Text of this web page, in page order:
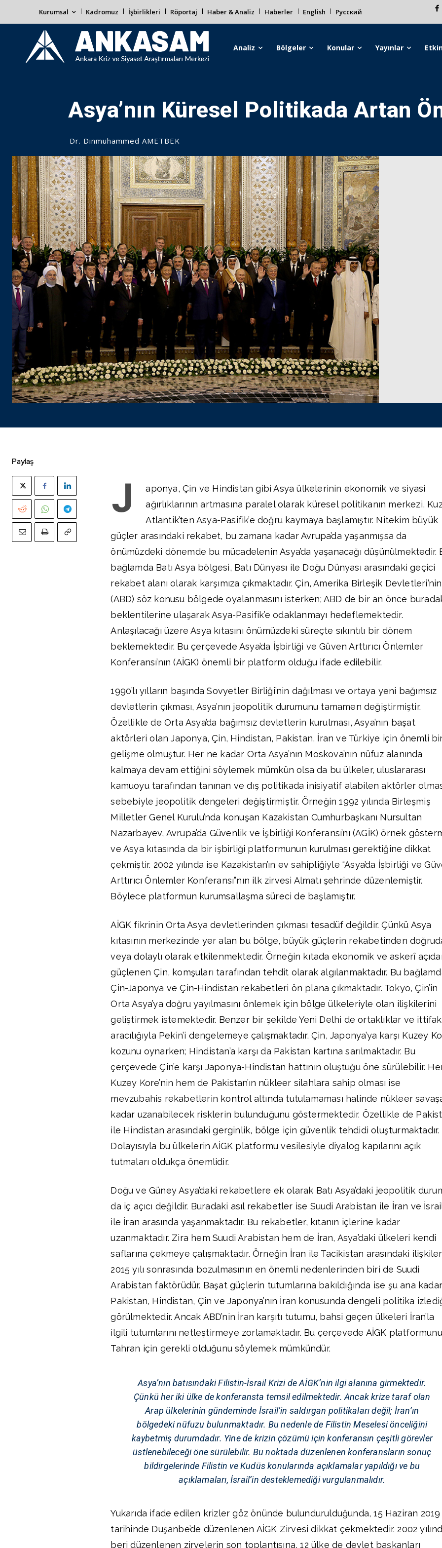
Kurumsal Kadromuz İşbirlikleri Röportaj Haber & Analiz Haberler English Русский
Analiz Bölgeler Konular Yayınlar
Asya’nın Küresel Politikada Artan
Dr. Dinmuhammed AMETBEK
Paylaş
J
aponya, Çin ve Hindistan gibi Asya ülkelerinin ekonomik ve siyasi
ağırlıklarının artmasına paralel olarak küresel politikanın merkezi,
Atlantik’ten Asya-Pasifik’e doğru kaymaya başlamıştır. Nitekim büyük
güçler arasındaki rekabet, bu zamana kadar Avrupa’da yaşanmışsa da
önümüzdeki dönemde bu mücadelenin Asya’da yaşanacağı düşünülmektedir.
bağlamda Batı Asya bölgesi, Batı Dünyası ile Doğu Dünyası arasındaki geçici
rekabet alanı olarak karşımıza çıkmaktadır. Çin, Amerika Birleşik Devletleri’nin
(ABD) söz konusu bölgede oyalanmasını isterken; ABD de bir an önce
beklentilerine ulaşarak Asya-Pasifik’e odaklanmayı hedeflemektedir.
Anlaşılacağı üzere Asya kıtasını önümüzdeki süreçte sıkıntılı bir dönem
beklemektedir. Bu çerçevede Asya’da İşbirliği ve Güven Arttırıcı Önlemler
Konferansı’nın (AİGK) önemli bir platform olduğu ifade edilebilir.
1990’lı yılların başında Sovyetler Birliği’nin dağılması ve ortaya yeni bağımsız
devletlerin çıkması, Asya’nın jeopolitik durumunu tamamen değiştirmiştir.
Özellikle de Orta Asya’da bağımsız devletlerin kurulması, Asya’nın başat
aktörleri olan Japonya, Çin, Hindistan, Pakistan, İran ve Türkiye için önemli
gelişme olmuştur. Her ne kadar Orta Asya’nın Moskova’nın nüfuz alanında
kalmaya devam ettiğini söylemek mümkün olsa da bu ülkeler, uluslararası
kamuoyu tarafından tanınan ve dış politikada inisiyatif alabilen aktörler
sebebiyle jeopolitik dengeleri değiştirmiştir. Örneğin 1992 yılında Birleşmiş
Milletler Genel Kurulu’nda konuşan Kazakistan Cumhurbaşkanı Nursultan
Nazarbayev, Avrupa’da Güvenlik ve İşbirliği Konferansı’nı (AGİK) örnek
ve Asya kıtasında da bir işbirliği platformunun kurulması gerektiğine dikkat
çekmiştir. 2002 yılında ise Kazakistan’ın ev sahipliğiyle “Asya’da İşbirliği ve
Arttırıcı Önlemler Konferansı”nın ilk zirvesi Almatı şehrinde düzenlemiştir.
Böylece platformun kurumsallaşma süreci de başlamıştır.
AİGK fikrinin Orta Asya devletlerinden çıkması tesadüf değildir. Çünkü Asya
kıtasının merkezinde yer alan bu bölge, büyük güçlerin rekabetinden
veya dolaylı olarak etkilenmektedir. Örneğin kıtada ekonomik ve askerî
güçlenen Çin, komşuları tarafından tehdit olarak algılanmaktadır. Bu
Çin-Japonya ve Çin-Hindistan rekabetleri ön plana çıkmaktadır. Tokyo, Çin’in
Orta Asya’ya doğru yayılmasını önlemek için bölge ülkeleriyle olan ilişkilerini
geliştirmek istemektedir. Benzer bir şekilde Yeni Delhi de ortaklıklar ve
aracılığıyla Pekin’i dengelemeye çalışmaktadır. Çin, Japonya’ya karşı Kuzey
kozunu oynarken; Hindistan’a karşı da Pakistan kartına sarılmaktadır. Bu
çerçevede Çin’e karşı Japonya-Hindistan hattının oluştuğu öne sürülebilir.
Kuzey Kore’nin hem de Pakistan’ın nükleer silahlara sahip olması ise
mevzubahis rekabetlerin kontrol altında tutulamaması halinde nükleer
kadar uzanabilecek risklerin bulunduğunu göstermektedir. Özellikle de
ile Hindistan arasındaki gerginlik, bölge için güvenlik tehdidi oluşturmaktadır.
Dolayısıyla bu ülkelerin AİGK platformu vesilesiyle diyalog kapılarını açık
tutmaları oldukça önemlidir.
Doğu ve Güney Asya’daki rekabetlere ek olarak Batı Asya’daki jeopolitik
da iç açıcı değildir. Buradaki asıl rekabetler ise Suudi Arabistan ile İran ve
ile İran arasında yaşanmaktadır. Bu rekabetler, kıtanın içlerine kadar
uzanmaktadır. Zira hem Suudi Arabistan hem de İran, Asya’daki ülkeleri kendi
saflarına çekmeye çalışmaktadır. Örneğin İran ile Tacikistan arasındaki
2015 yılı sonrasında bozulmasının en önemli nedenlerinden biri de Suudi
Arabistan faktörüdür. Başat güçlerin tutumlarına bakıldığında ise şu ana kadar
Pakistan, Hindistan, Çin ve Japonya’nın İran konusunda dengeli politika
görülmektedir. Ancak ABD’nin İran karşıtı tutumu, bahsi geçen ülkeleri İran’la
ilgili tutumlarını netleştirmeye zorlamaktadır. Bu çerçevede AİGK
Tahran için gerekli olduğunu söylemek mümkündür.
Asya’nın batısındaki Filistin-İsrail Krizi de AİGK’nin ilgi alanına girmektedir.
Çünkü her iki ülke de konferansta temsil edilmektedir. Ancak krize taraf olan
Arap ülkelerinin gündeminde İsrail’in saldırgan politikaları değil; İran’ın
bölgedeki nüfuzu bulunmaktadır. Bu nedenle de Filistin Meselesi önceliğini
kaybetmiş durumdadır. Yine de krizin çözümü için konferansın çeşitli görevler
üstlenebileceği öne sürülebilir. Bu noktada düzenlenen konferansların sonuç
bildirgelerinde Filistin ve Kudüs konularında açıklamalar yapıldığı ve bu
açıklamaları, İsrail’in desteklemediği vurgulanmalıdır.
Yukarıda ifade edilen krizler göz önünde bulundurulduğunda, 15 Haziran 2019
tarihinde Duşanbe’de düzenlenen AİGK Zirvesi dikkat çekmektedir. 2002
beri düzenlenen zirvelerin son toplantısına, 12 ülke de devlet başkanları